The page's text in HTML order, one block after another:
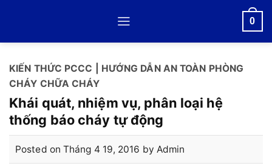
0
KIẾN THỨC PCCC | HƯỚNG DẪN AN TOÀN PHÒNG
CHÁY CHỮA CHÁY
Khái quát, nhiệm vụ, phân loại hệ
thống báo cháy tự động
Posted on Tháng 4 19, 2016 byAdmin